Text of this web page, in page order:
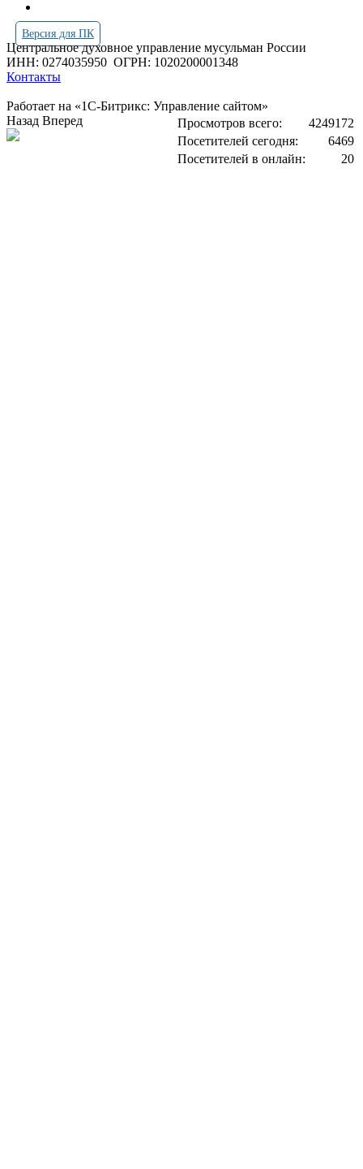
Версия для ПК
Центральное духовное управление мусульман России
ИНН: 0274035950 ОГРН: 1020200001348
Контакты
Работает на «1С-Битрикс: Управление сайтом»
Просмотров всего:
4249172
Посетителей сегодня:
6469
Посетителей в онлайн:
20
Назад Вперед